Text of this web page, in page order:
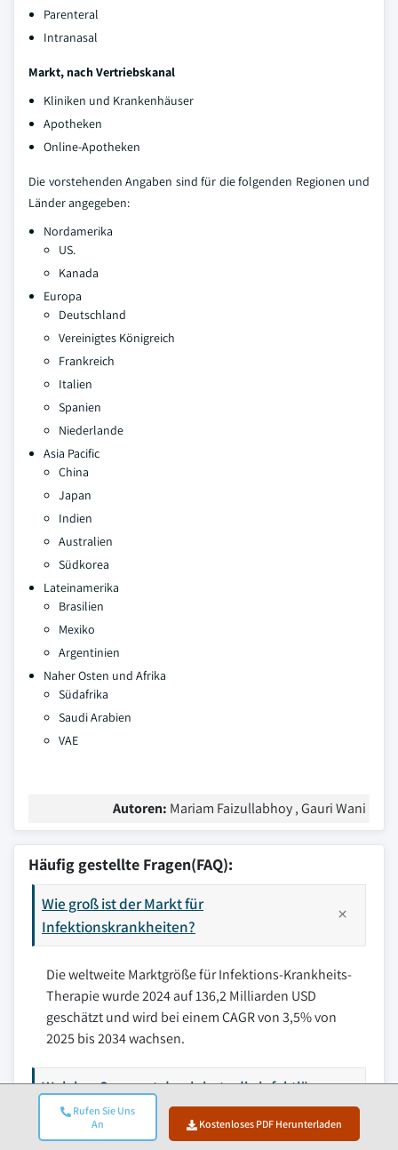
Rufen Sie Uns
An
Kostenloses PDF Herunterladen
Parenteral
Intranasal
Markt, nach Vertriebskanal
Kliniken und Krankenhäuser
Apotheken
Online-Apotheken
Die vorstehenden Angaben sind für die folgenden Regionen und
Länder angegeben:
Nordamerika
US.
Kanada
Europa
Deutschland
Vereinigtes Königreich
Frankreich
Italien
Spanien
Niederlande
Asia Pacific
China
Japan
Indien
Australien
Südkorea
Lateinamerika
Brasilien
Mexiko
Argentinien
Naher Osten und Afrika
Südafrika
Saudi Arabien
VAE
Autoren: Mariam Faizullabhoy , Gauri Wani
Häufig gestellte Fragen(FAQ):
Wie groß ist der Markt für
Infektionskrankheiten?
Die weltweite Marktgröße für Infektions-Krankheits-
Therapie wurde 2024 auf 136,2 Milliarden USD
geschätzt und wird bei einem CAGR von 3,5% von
2025 bis 2034 wachsen.
Welches Segment dominierte die infektiöse
Krankheitstherapieindustrie im Jahr 2024?